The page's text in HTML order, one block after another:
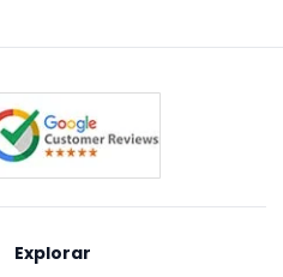
Explorar